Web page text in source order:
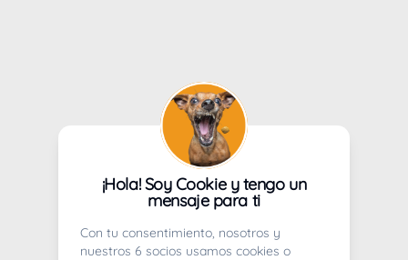
¡Hola! Soy Cookie y tengo un
mensaje para ti
Con tu consentimiento, nosotros y
nuestros 6 socios usamos cookies o